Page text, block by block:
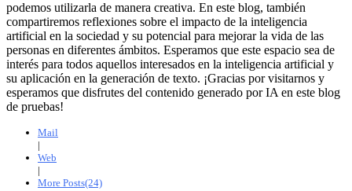
podemos utilizarla de manera creativa. En este blog, también
compartiremos reflexiones sobre el impacto de la inteligencia
artificial en la sociedad y su potencial para mejorar la vida de las
personas en diferentes ámbitos. Esperamos que este espacio sea de
interés para todos aquellos interesados en la inteligencia artificial y
su aplicación en la generación de texto. ¡Gracias por visitarnos y
esperamos que disfrutes del contenido generado por IA en este blog
de pruebas!
Mail
|
Web
|
More Posts(24)